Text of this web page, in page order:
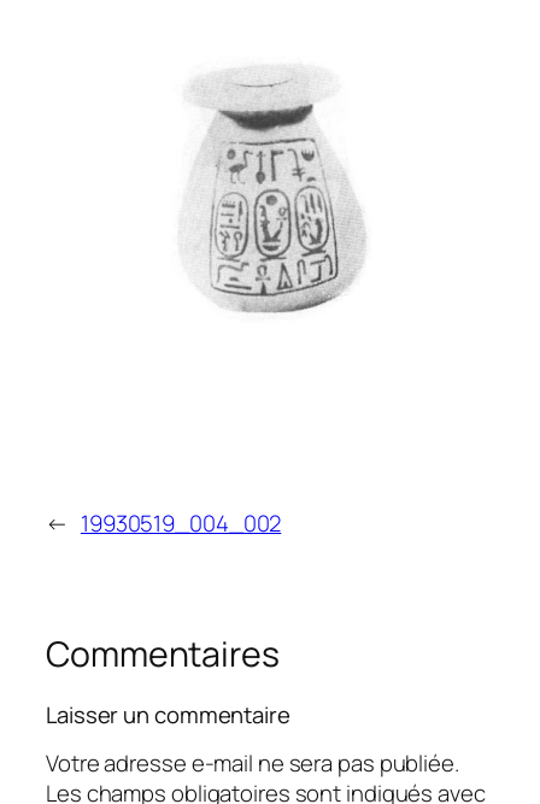
← 19930519_004_002
Commentaires
Laisser un commentaire
Votre adresse e-mail ne sera pas publiée.
Les champs obligatoires sont indiqués avec